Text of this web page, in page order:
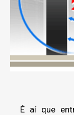
É aí que